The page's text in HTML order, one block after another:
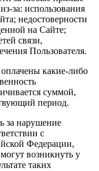
за: использования
недостоверности
на Сайте;
связи,
Пользователя.
какие-либо
суммой,
период.
за нарушение
с
Федерации,
возникнуть у
таких